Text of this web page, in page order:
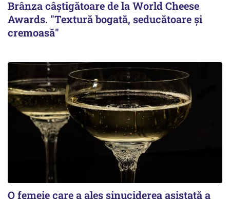
Brânza câștigătoare de la World Cheese
Awards. "Textură bogată, seducătoare și
cremoasă"
O femeie care a ales sinuciderea asistată a